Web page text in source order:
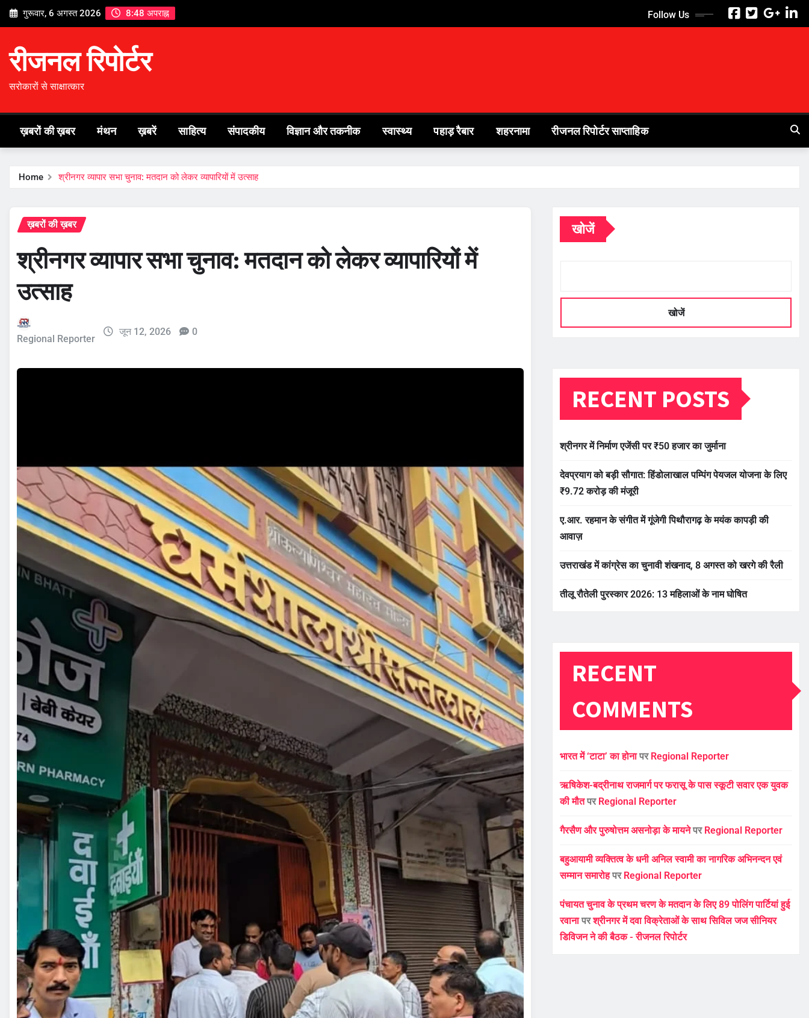
Skip
गुरूवार, 6 अगस्त 2026 8:48 अपराह्न Follow Us
रीजनल रिपोर्टर
सरोकारों से साक्षात्कार
ख़बरों की ख़बर मंथन ख़बरें साहित्य संपादकीय विज्ञान और तकनीक स्वास्थ्य पहाड़ रैबार शहरनामा रीजनल रिपोर्टर साप्ताहिक
Home श्रीनगर व्यापार सभा चुनाव: मतदान को लेकर व्यापारियों में उत्साह
ख़बरों की ख़बर
श्रीनगर व्यापार सभा चुनाव: मतदान को लेकर व्यापारियों में
उत्साह
Regional Reporter
जून 12, 2026 0
खोजें
खोजें
RECENT POSTS
श्रीनगर में निर्माण एजेंसी पर ₹50 हजार का जुर्माना
देवप्रयाग को बड़ी सौगात: हिंडोलाखाल पम्पिंग पेयजल योजना के लिए
₹9.72 करोड़ की मंजूरी
ए.आर. रहमान के संगीत में गूंजेगी पिथौरागढ़ के मयंक कापड़ी की
आवाज़
उत्तराखंड में कांग्रेस का चुनावी शंखनाद, 8 अगस्त को खरगे की रैली
तीलू रौतेली पुरस्कार 2026: 13 महिलाओं के नाम घोषित
RECENT
COMMENTS
भारत में ‘टाटा’ का होनापर Regional Reporter
ऋषिकेश-बद्रीनाथ राजमार्ग पर फरासू के पास स्कूटी सवार एक युवक
की मौतपर Regional Reporter
गैरसैण और पुरुषोत्तम असनोड़ा के मायनेपर Regional Reporter
बहुआयामी व्यक्तित्व के धनी अनिल स्वामी का नागरिक अभिनन्दन एवं
सम्मान समारोहपर Regional Reporter
पंचायत चुनाव के प्रथम चरण के मतदान के लिए 89 पोलिंग पार्टियां हुई
रवानापरश्रीनगर में दवा विक्रेताओं के साथ सिविल जज सीनियर
डिविजन ने की बैठक - रीजनल रिपोर्टर